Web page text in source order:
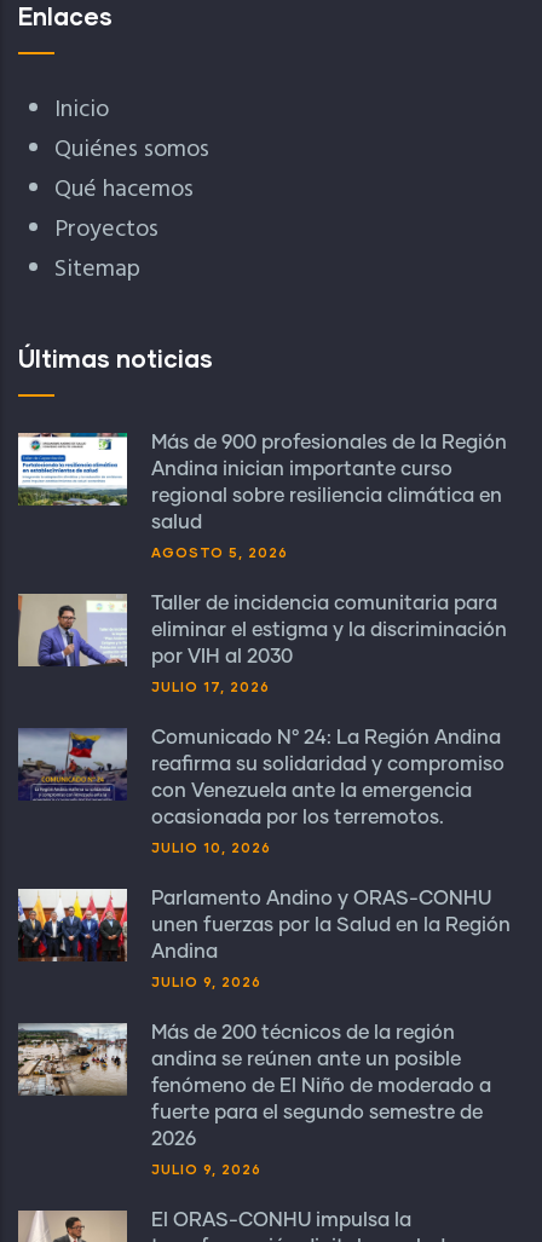
Enlaces
Inicio
Quiénes somos
Qué hacemos
Proyectos
Sitemap
Últimas noticias
Más de 900 profesionales de la Región
Andina inician importante curso
regional sobre resiliencia climática en
salud
AGOSTO 5, 2026
Taller de incidencia comunitaria para
eliminar el estigma y la discriminación
por VIH al 2030
JULIO 17, 2026
Comunicado N° 24: La Región Andina
reafirma su solidaridad y compromiso
con Venezuela ante la emergencia
ocasionada por los terremotos.
JULIO 10, 2026
Parlamento Andino y ORAS-CONHU
unen fuerzas por la Salud en la Región
Andina
JULIO 9, 2026
Más de 200 técnicos de la región
andina se reúnen ante un posible
fenómeno de El Niño de moderado a
fuerte para el segundo semestre de
2026
JULIO 9, 2026
El ORAS-CONHU impulsa la